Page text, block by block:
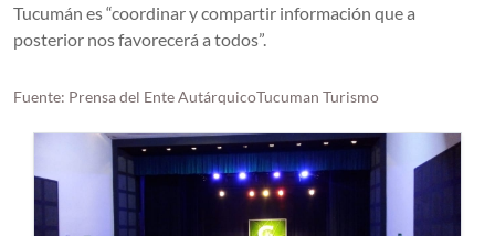
Tucumán es “coordinar y compartir información que a
posterior nos favorecerá a todos”.
Fuente: Prensa del Ente AutárquicoTucuman Turismo